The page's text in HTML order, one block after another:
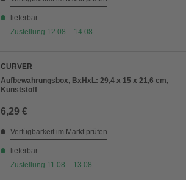
lieferbar
Zustellung 12.08. - 14.08.
CURVER
Aufbewahrungsbox, BxHxL: 29,4 x 15 x 21,6 cm,
Kunststoff
6,29 €
Verfügbarkeit im Markt prüfen
lieferbar
Zustellung 11.08. - 13.08.